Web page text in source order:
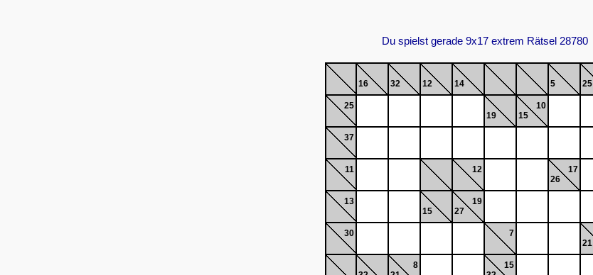
Du spielst gerade 9x17 extrem Rätsel 28780
16 32 12 14 5 25
25
19
10
15
37
11 12
17
26
13
15
19
27
30
7
21
8
15